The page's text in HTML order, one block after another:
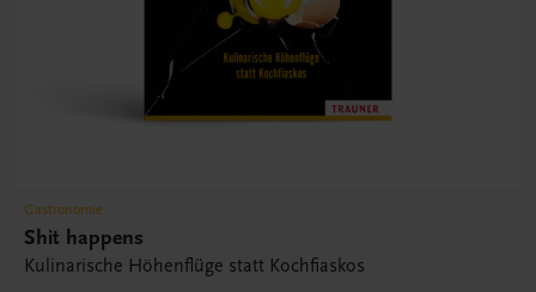
Gastronomie
Shit happens
Kulinarische Höhenflüge statt Kochfiaskos